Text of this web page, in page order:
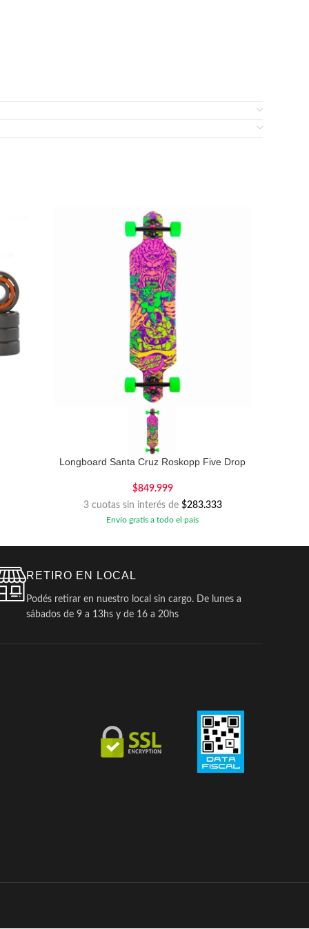
Longboard Santa Cruz Roskopp Five Drop
$849.999
3 cuotas sin interés de $283.333
Envío gratis a todo el país
RETIRO EN LOCAL
Podés retirar en nuestro local sin cargo. De lunes a
sábados de 9 a 13hs y de 16 a 20hs